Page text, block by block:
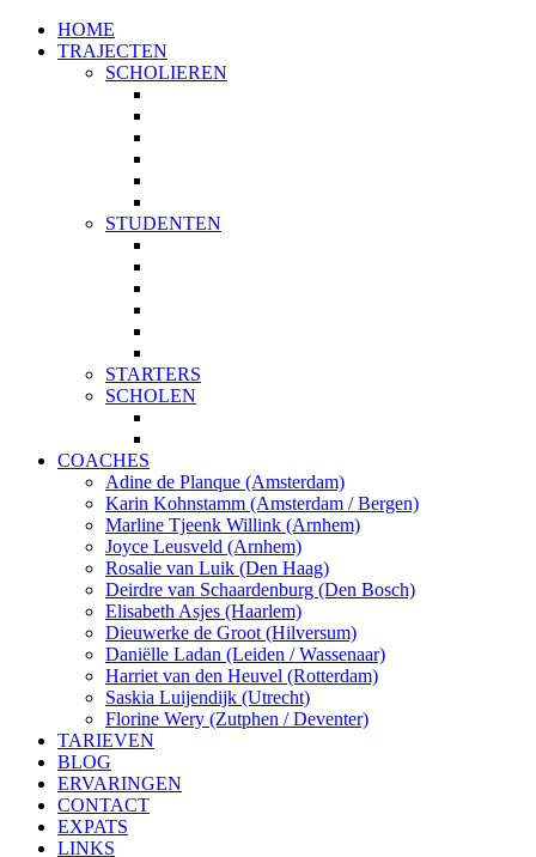
HOME
TRAJECTEN
SCHOLIEREN
STUDENTEN
STARTERS
SCHOLEN
COACHES
Adine de Planque (Amsterdam)
Karin Kohnstamm (Amsterdam / Bergen)
Marline Tjeenk Willink (Arnhem)
Joyce Leusveld (Arnhem)
Rosalie van Luik (Den Haag)
Deirdre van Schaardenburg (Den Bosch)
Elisabeth Asjes (Haarlem)
Dieuwerke de Groot (Hilversum)
Daniëlle Ladan (Leiden / Wassenaar)
Harriet van den Heuvel (Rotterdam)
Saskia Luijendijk (Utrecht)
Florine Wery (Zutphen / Deventer)
TARIEVEN
BLOG
ERVARINGEN
CONTACT
EXPATS
LINKS